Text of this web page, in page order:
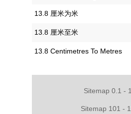
‎13.8 厘米为米
‎13.8 厘米至米
‎13.8 Centimetres To Metres
Sitemap 0.1 -
Sitemap 101 -